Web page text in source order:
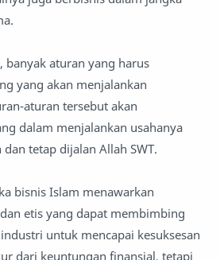
banyak aturan yang harus
yang akan menjalankan
aturan tersebut akan
dalam menjalankan usahanya
tetap dijalan Allah SWT.
bisnis Islam menawarkan
etis yang dapat membimbing
untuk mencapai kesuksesan
dari keuntungan finansial, tetapi